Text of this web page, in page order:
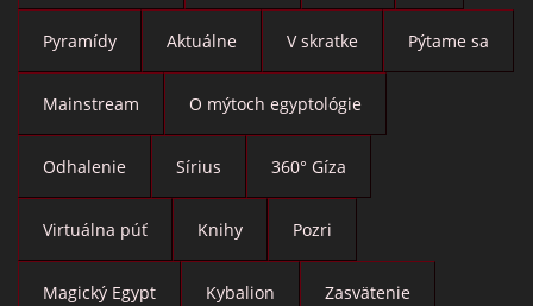
Pyramídy Aktuálne V skratke Pýtame sa
Mainstream O mýtoch egyptológie
Odhalenie Sírius 360° Gíza
Virtuálna púť Knihy Pozri
Magický Egypt Kybalion Zasvätenie